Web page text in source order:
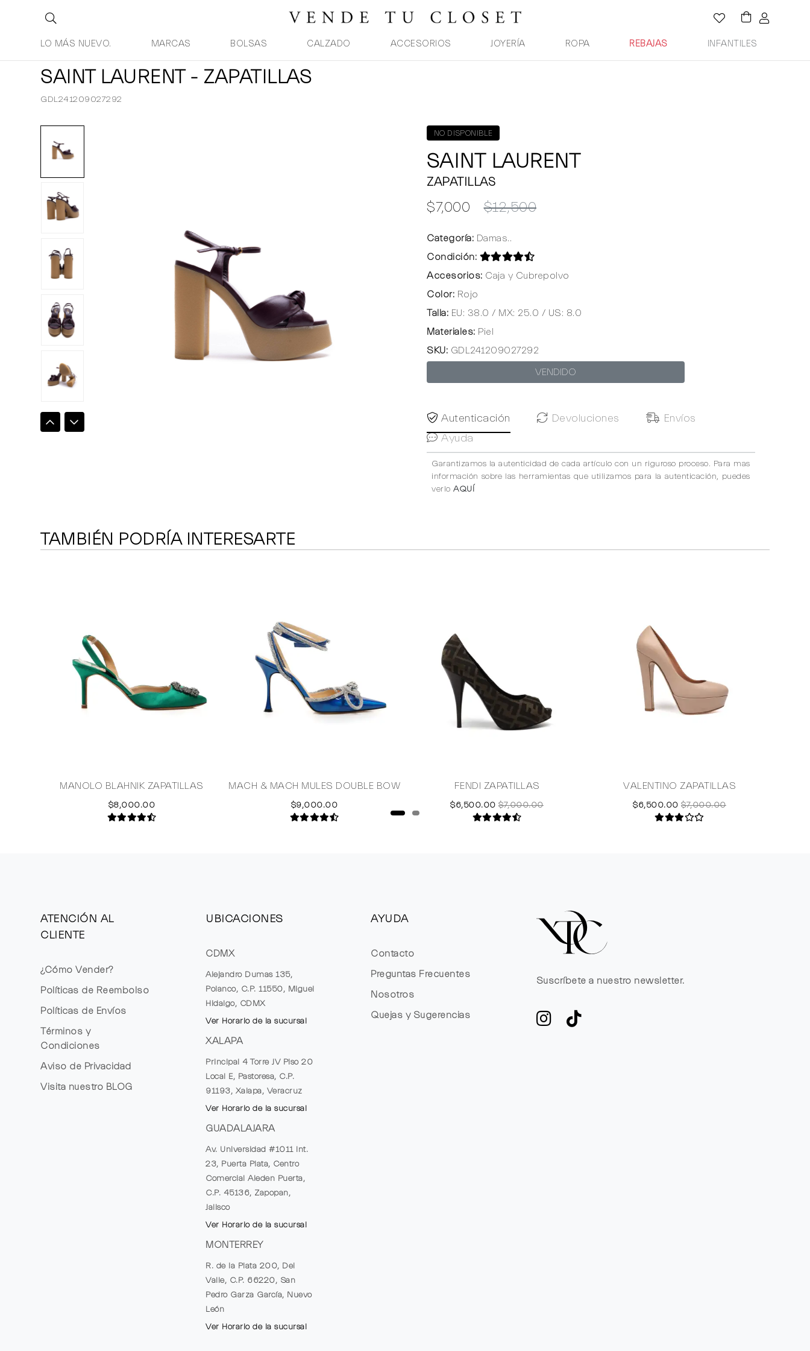
LO MÁS NUEVO. MARCAS BOLSAS CALZADO ACCESORIOS JOYERÍA ROPA REBAJAS INFANTILES
SAINT LAURENT - ZAPATILLAS
GDL241209027292
NO DISPONIBLE
SAINT LAURENT
ZAPATILLAS
$7,000 $12,500
Categoría: Damas..
Condición:
Accesorios: Caja y Cubrepolvo
Color: Rojo
Talla: EU: 38.0 / MX: 25.0 / US: 8.0
Materiales: Piel
SKU: GDL241209027292
VENDIDO
Autenticación Devoluciones
Envíos
Ayuda
Garantizamos la autenticidad de cada artículo con un riguroso proceso. Para mas
información sobre las herramientas que utilizamos para la autenticación, puedes
verlo AQUÍ
TAMBIÉN PODRÍA INTERESARTE
MANOLO BLAHNIK ZAPATILLAS
$8,000.00
MACH & MACH MULES DOUBLE BOW
$9,000.00
FENDI ZAPATILLAS
$6,500.00 $7,000.00
VALENTINO ZAPATILLAS
$6,500.00 $7,000.00
ATENCIÓN AL
CLIENTE
¿Cómo Vender?
Políticas de Reembolso
Políticas de Envíos
Términos y
Condiciones
Aviso de Privacidad
Visita nuestro BLOG
UBICACIONES
CDMX
Alejandro Dumas 135,
Polanco, C.P. 11550, Miguel
Hidalgo, CDMX
Ver Horario de la sucursal
XALAPA
Principal 4 Torre JV Piso 20
Local E, Pastoresa, C.P.
91193, Xalapa, Veracruz
Ver Horario de la sucursal
GUADALAJARA
Av. Universidad #1011 Int.
23, Puerta Plata, Centro
Comercial Aleden Puerta,
C.P. 45136, Zapopan,
Jalisco
Ver Horario de la sucursal
MONTERREY
R. de la Plata 200, Del
Valle, C.P. 66220, San
Pedro Garza García, Nuevo
León
Ver Horario de la sucursal
AYUDA
Contacto
Preguntas Frecuentes
Nosotros
Quejas y Sugerencias
Suscríbete a nuestro newsletter.